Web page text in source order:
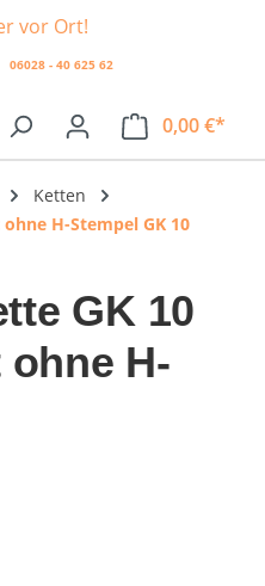
vor Ort!
06028 - 40 625 62
0,00 €*
Ketten
H-Stempel GK 10
GK 10
H-